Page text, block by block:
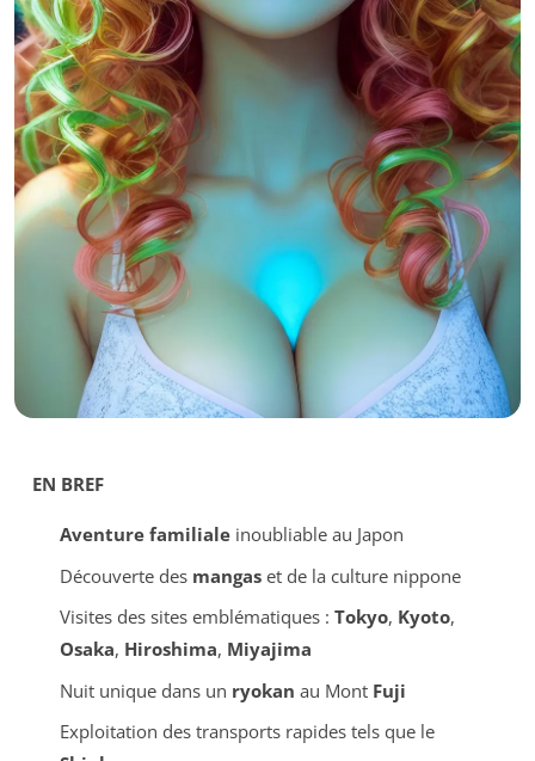
EN BREF
Aventure familialeinoubliable au Japon
Découverte des mangaset de la culture nippone
Visites des sites emblématiques : Tokyo, Kyoto,
Osaka, Hiroshima, Miyajima
Nuit unique dans un ryokan au Mont Fuji
Exploitation des transports rapides tels que le